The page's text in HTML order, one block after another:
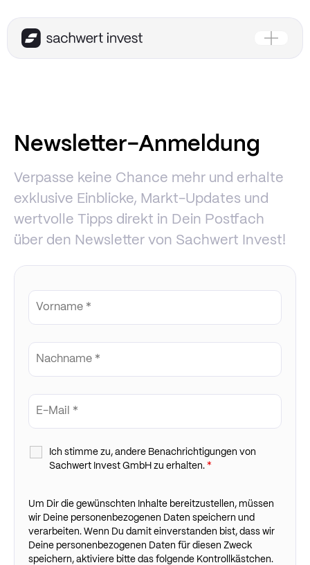
Newsletter-Anmeldung
Verpasse keine Chance mehr und erhalte
exklusive Einblicke, Markt-Updates und
wertvolle Tipps direkt in Dein Postfach
über den Newsletter von Sachwert Invest!
Ich stimme zu, andere Benachrichtigungen von
Sachwert Invest GmbH zu erhalten. *
Um Dir die gewünschten Inhalte bereitzustellen, müssen
wir Deine personenbezogenen Daten speichern und
verarbeiten. Wenn Du damit einverstanden bist, dass wir
Deine personenbezogenen Daten für diesen Zweck
speichern, aktiviere bitte das folgende Kontrollkästchen.